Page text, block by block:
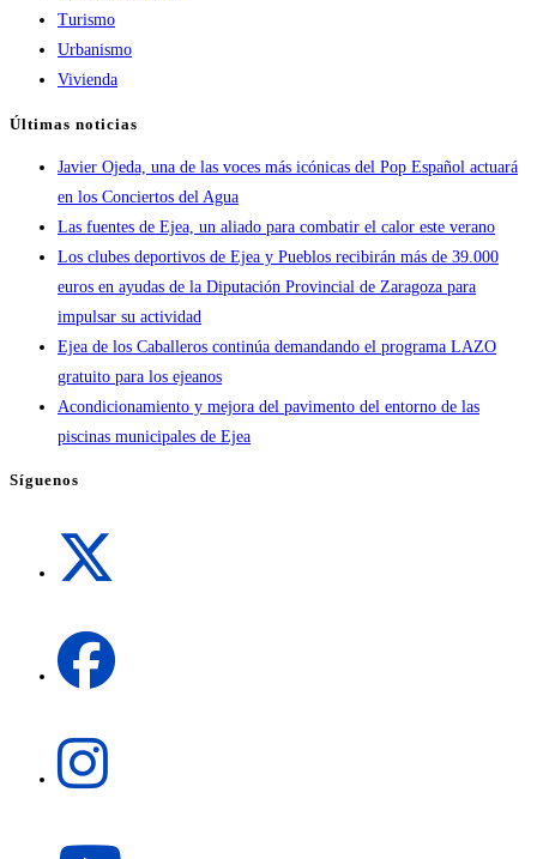
Turismo
Urbanismo
Vivienda
Últimas noticias
Javier Ojeda, una de las voces más icónicas del Pop Español actuará
en los Conciertos del Agua
Las fuentes de Ejea, un aliado para combatir el calor este verano
Los clubes deportivos de Ejea y Pueblos recibirán más de 39.000
euros en ayudas de la Diputación Provincial de Zaragoza para
impulsar su actividad
Ejea de los Caballeros continúa demandando el programa LAZO
gratuito para los ejeanos
Acondicionamiento y mejora del pavimento del entorno de las
piscinas municipales de Ejea
Síguenos
pestaña
abre
abre
nueva